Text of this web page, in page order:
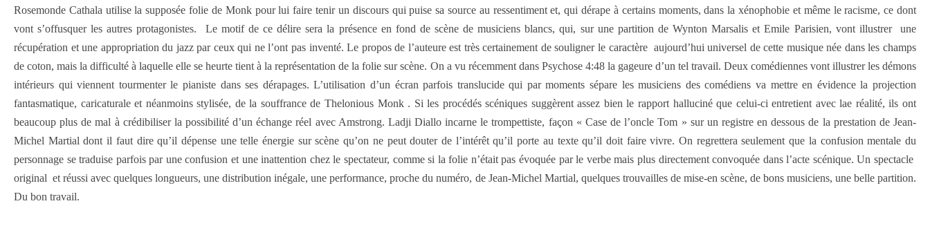
Rosemonde Cathala utilise la supposée folie de Monk pour lui faire tenir un discours qui puise sa source au ressentiment et, qui dérape à certains moments, dans la xénophobie et même le racisme, ce dont
vont s’offusquer les autres protagonistes. Le motif de ce délire sera la présence en fond de scène de musiciens blancs, qui, sur une partition de Wynton Marsalis et Emile Parisien, vont illustrer une
récupération et une appropriation du jazz par ceux qui ne l’ont pas inventé. Le propos de l’auteure est très certainement de souligner le caractère aujourd’hui universel de cette musique née dans les champs
de coton, mais la difficulté à laquelle elle se heurte tient à la représentation de la folie sur scène. On a vu récemment dans Psychose 4:48 la gageure d’un tel travail. Deux comédiennes vont illustrer les démons
intérieurs qui viennent tourmenter le pianiste dans ses dérapages. L’utilisation d’un écran parfois translucide qui par moments sépare les musiciens des comédiens va mettre en évidence la projection
fantasmatique, caricaturale et néanmoins stylisée, de la souffrance de Thelonious Monk . Si les procédés scéniques suggèrent assez bien le rapport halluciné que celui-ci entretient avec lae réalité, ils ont
beaucoup plus de mal à crédibiliser la possibilité d’un échange réel avec Amstrong. Ladji Diallo incarne le trompettiste, façon « Case de l’oncle Tom » sur un registre en dessous de la prestation de Jean-
Michel Martial dont il faut dire qu’il dépense une telle énergie sur scène qu’on ne peut douter de l’intérêt qu’il porte au texte qu’il doit faire vivre. On regrettera seulement que la confusion mentale du
personnage se traduise parfois par une confusion et une inattention chez le spectateur, comme si la folie n’était pas évoquée par le verbe mais plus directement convoquée dans l’acte scénique. Un spectacle
original et réussi avec quelques longueurs, une distribution inégale, une performance, proche du numéro, de Jean-Michel Martial, quelques trouvailles de mise-en scène, de bons musiciens, une belle partition.
Du bon travail.